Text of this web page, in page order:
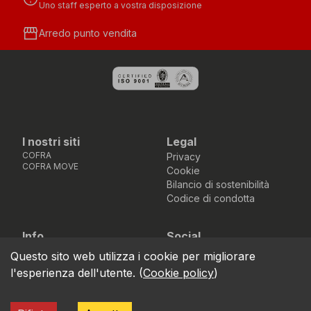
Uno staff esperto a vostra disposizione
storefrontArredo punto vendita
I nostri siti
COFRA
COFRA MOVE
Legal
Privacy
Cookie
Bilancio di sostenibilità
Codice di condotta
Info
location_on
Via dell’Euro 53-57-59,
76121 Barletta - BT -
ITALIA
Social
Facebook
Instagram
Youtube
LinkedIn
Questo sito web utilizza i cookie per migliorare
l'esperienza dell'utente. (Cookie policy)